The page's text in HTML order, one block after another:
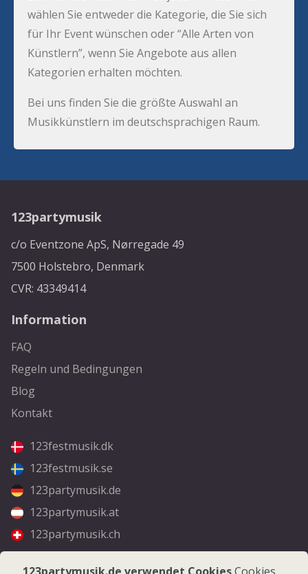
wählen Sie entweder die Kategorie, die Sie sich
für Ihr Event wünschen oder “Alle Arten von
Künstlern”, wenn Sie Angebote aus allen
Kategorien erhalten möchten.
Bei uns finden Sie die größte Auswahl an
Musikkünstlern im deutschsprachigen Raum.
123partymusik
c/o Eventzone ApS, Nørregade 49
7500 Holstebro, Denmark
CVR: 43349414
Information
FAQ
Regeln und Bedingungen
Blog
Kontakt
123festmusik.dk
123festmusik.se
123partymusik.de
123partymusik.at
123partymusik.ch
Folgen Sie uns